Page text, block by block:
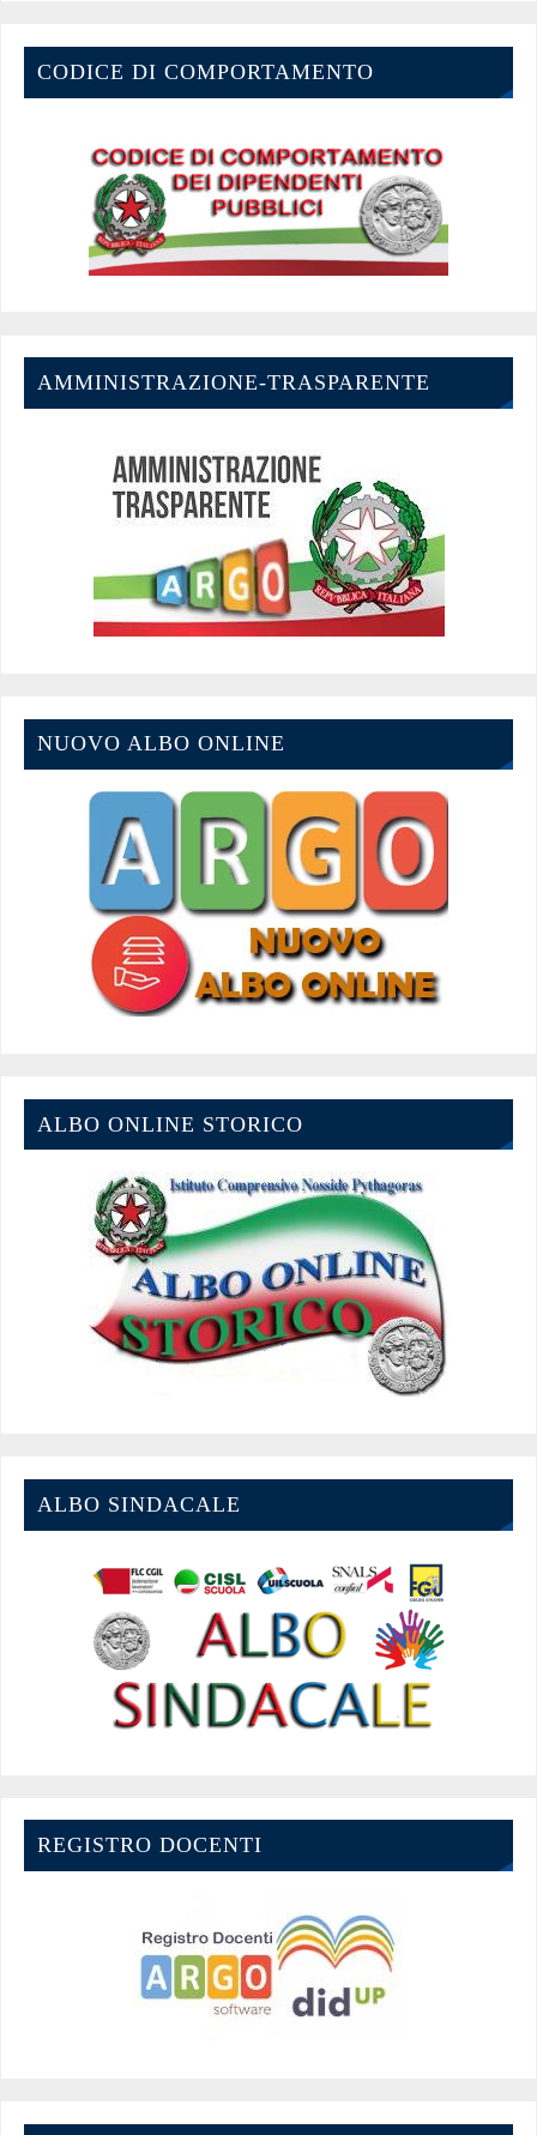
CODICE DI COMPORTAMENTO
AMMINISTRAZIONE-TRASPARENTE
NUOVO ALBO ONLINE
ALBO ONLINE STORICO
ALBO SINDACALE
REGISTRO DOCENTI